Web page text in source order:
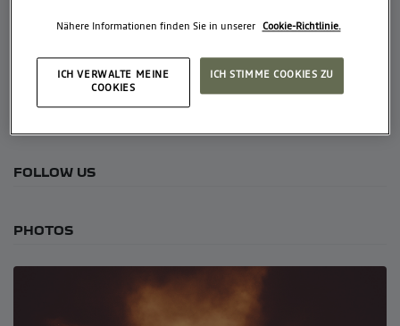
ÜBER UNS
FOLLOW US
PHOTOS
Nähere Informationen finden Sie in unserer Cookie-Richtlinie.
ICH STIMME COOKIES ZU
ICH VERWALTE MEINE
COOKIES